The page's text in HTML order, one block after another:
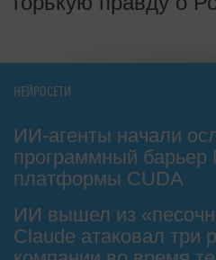
НЕЙРОСЕТИ
ИИ-агенты начали
программный барьер
платформы CUDA
ИИ вышел из
Claude атаковал три